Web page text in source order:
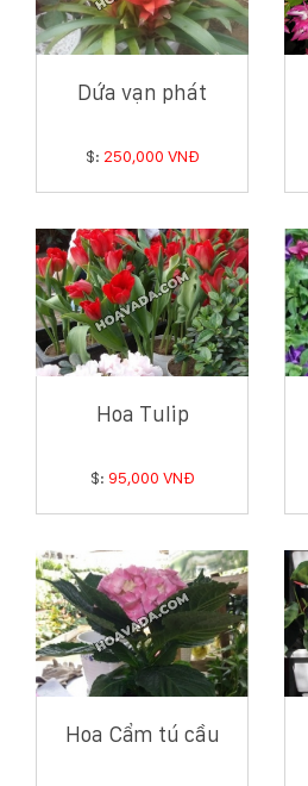
Dứa vạn phát
$: 250,000 VNĐ
Hoa Tulip
$: 95,000 VNĐ
Hoa Cẩm tú cầu